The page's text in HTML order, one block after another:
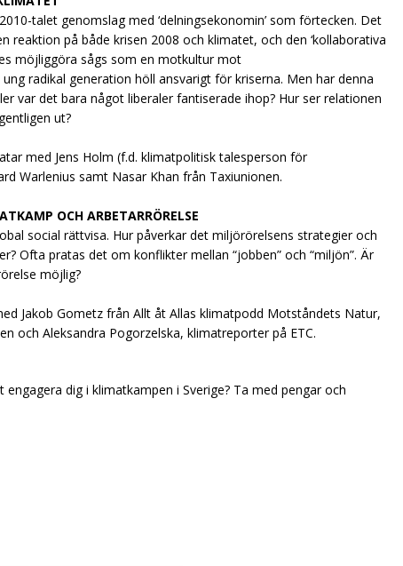
talet genomslag med ‘delningsekonomin’ som förtecken. Det
reaktion på både krisen 2008 och klimatet, och den ‘kollaborativa
möjliggöra sågs som en motkultur mot
radikal generation höll ansvarigt för kriserna. Men har denna
var det bara något liberaler fantiserade ihop? Hur ser relationen
ut?
med Jens Holm (f.d. klimatpolitisk talesperson för
Warlenius samt Nasar Khan från Taxiunionen.
OCH ARBETARRÖRELSE
social rättvisa. Hur påverkar det miljörörelsens strategier och
Ofta pratas det om konflikter mellan “jobben” och “miljön”. Är
möjlig?
Jakob Gometz från Allt åt Allas klimatpodd Motståndets Natur,
och Aleksandra Pogorzelska, klimatreporter på ETC.
dig i klimatkampen i Sverige? Ta med pengar och